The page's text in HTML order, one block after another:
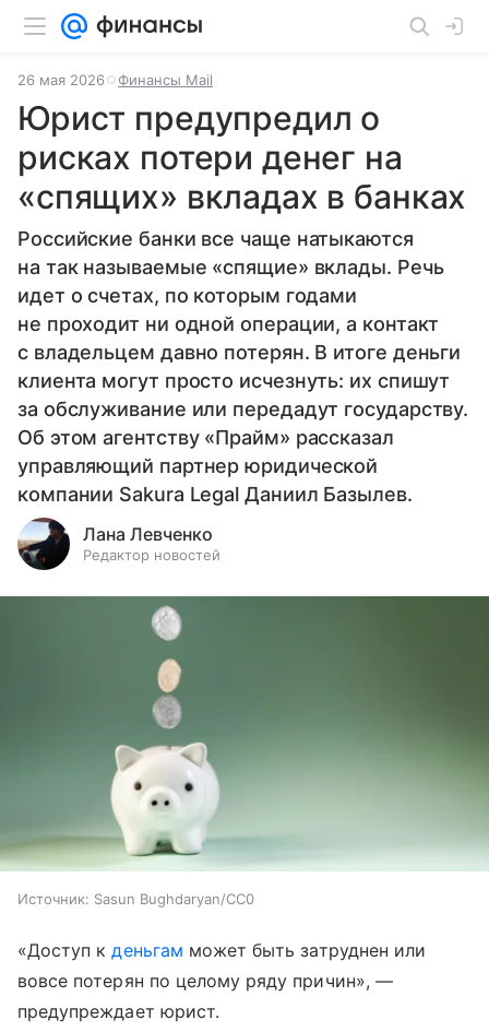
26 мая 2026 Финансы Mail
Юрист предупредил о
рисках потери денег на
«спящих» вкладах в банках
Российские банки все чаще натыкаются
на так называемые «спящие» вклады. Речь
идет о счетах, по которым годами
не проходит ни одной операции, а контакт
с владельцем давно потерян. В итоге деньги
клиента могут просто исчезнуть: их спишут
за обслуживание или передадут государству.
Об этом агентству «Прайм» рассказал
управляющий партнер юридической
компании Sakura Legal Даниил Базылев.
Лана Левченко
Редактор новостей
Источник: Sasun Bughdaryan/CC0
«Доступ кденьгам может быть затруднен или
вовсе потерян по целому ряду причин», —
предупреждает юрист.